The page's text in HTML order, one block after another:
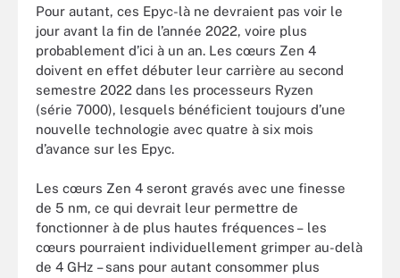
Pour autant, ces Epyc-là ne devraient pas voir le
jour avant la fin de l’année 2022, voire plus
probablement d’ici à un an. Les cœurs Zen 4
doivent en effet débuter leur carrière au second
semestre 2022 dans les processeurs Ryzen
(série 7000), lesquels bénéficient toujours d’une
nouvelle technologie avec quatre à six mois
d’avance sur les Epyc.
Les cœurs Zen 4 seront gravés avec une finesse
de 5 nm, ce qui devrait leur permettre de
fonctionner à de plus hautes fréquences – les
cœurs pourraient individuellement grimper au-delà
de 4 GHz – sans pour autant consommer plus